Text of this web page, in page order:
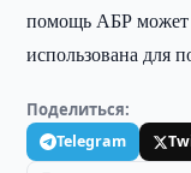
помощь АБР может
использована для
Поделиться:
Telegram